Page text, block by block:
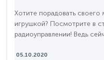
Хотите порадовать своего
игрушкой? Посмотрите в
радиоуправлении! Ведь
для детей самого
05.10.2020